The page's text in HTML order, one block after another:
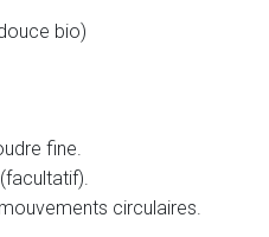
bio)
fine.
circulaires.